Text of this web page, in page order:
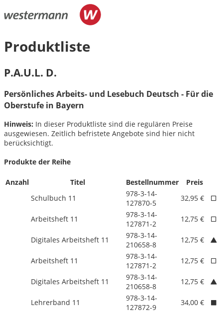
Produktliste
P.A.U.L. D.
Persönliches Arbeits- und Lesebuch Deutsch - Für die
Oberstufe in Bayern
Hinweis: In dieser Produktliste sind die regulären Preise
ausgewiesen. Zeitlich befristete Angebote sind hier nicht
berücksichtigt.
Produkte der Reihe
Anzahl Titel Bestellnummer
Preis
Schulbuch 11
978-3-14-
127870-5
32,95 €
Arbeitsheft 11
978-3-14-
127871-2
12,75 €
Digitales Arbeitsheft 11
978-3-14-
210658-8
12,75 €
Arbeitsheft 11
978-3-14-
127871-2
12,75 €
Digitales Arbeitsheft 11
978-3-14-
210658-8
12,75 €
Lehrerband 11
978-3-14-
127872-9
34,00 €